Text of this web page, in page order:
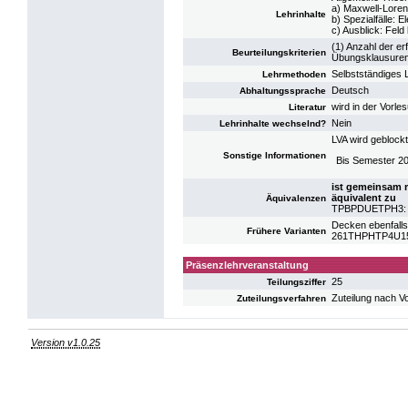
Lehrinhalte
a) Maxwell-
b) Spezialfälle:
c) Ausblick: Feld
Beurteilungskriterien
(1) Anzahl der
Lehrmethoden Selbstständiges
Abhaltungssprache Deutsch
Literatur wird in der
Lehrinhalte wechselnd? Nein
Sonstige Informationen
LVA wird
Bis Semester
Äquivalenzen
ist gemeinsam
äquivalent zu
Frühere Varianten
Decken
Präsenzlehrveranstaltung
Teilungsziffer 25
Zuteilungsverfahren Zuteilung nach
Version v1.0.25